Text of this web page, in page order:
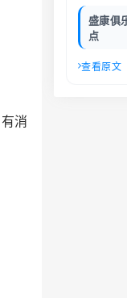
消
盛康俱
点
查看原文